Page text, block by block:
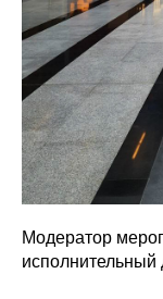
Модератор
исполнительный